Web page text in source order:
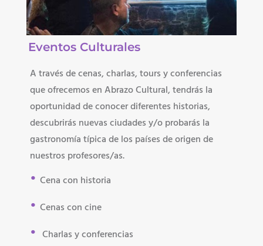
Eventos Culturales
A través de cenas, charlas, tours y conferencias
que ofrecemos en Abrazo Cultural, tendrás la
oportunidad de conocer diferentes historias,
descubrirás nuevas ciudades y/o probarás la
gastronomía típica de los países de origen de
nuestros profesores/as.
• Cena con historia
• Cenas con cine
• Charlas y conferencias